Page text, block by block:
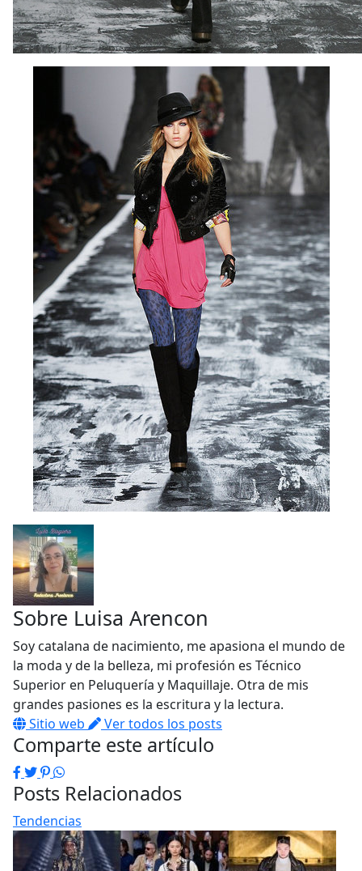
Sobre Luisa Arencon
Soy catalana de nacimiento, me apasiona el mundo de
la moda y de la belleza, mi profesión es Técnico
Superior en Peluquería y Maquillaje. Otra de mis
grandes pasiones es la escritura y la lectura.
Sitio web
Ver todos los posts
Comparte este artículo
Facebook
Twitter
Pinterest
WhatsApp
Posts Relacionados
Tendencias